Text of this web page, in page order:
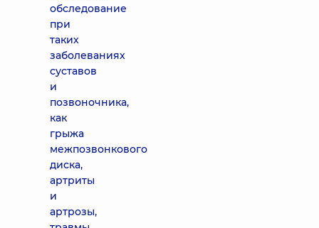
обследование
при
таких
заболеваниях
суставов
и
позвоночника,
как
грыжа
межпозвонкового
диска,
артриты
и
артрозы,